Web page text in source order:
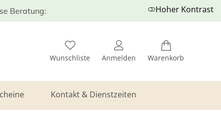
Beratung: Hoher Kontrast
Wunschliste Anmelden Warenkorb
Kontakt & Dienstzeiten